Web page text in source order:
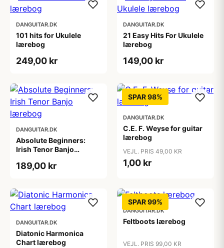
DANGUITAR.DK
101 hits for Ukulele
lærebog
249,00 kr
DANGUITAR.DK
21 Easy Hits For Ukulele
lærebog
149,00 kr
DANGUITAR.DK
Absolute Beginners:
Irish Tenor Banjo
189,00 kr
SPAR 98%
DANGUITAR.DK
C.E. F. Weyse for guitar
lærebog
VEJL. PRIS 49,00 KR
1,00 kr
DANGUITAR.DK
Diatonic Harmonica
Chart lærebog
SPAR 99%
DANGUITAR.DK
Feltboots lærebog
VEJL. PRIS 99,00 KR